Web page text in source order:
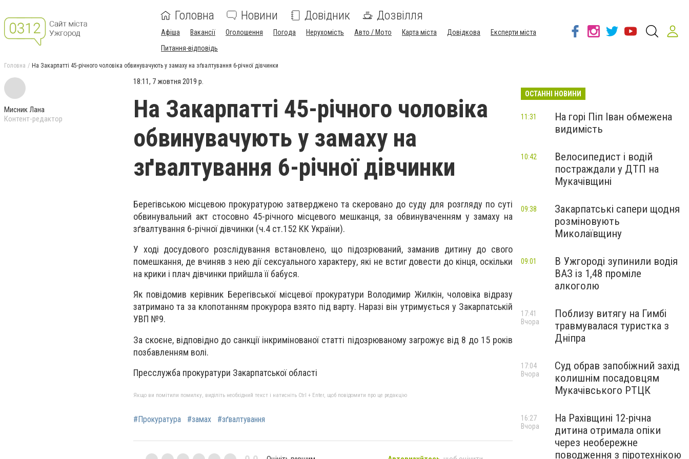
Головна Новини Довідник Дозвілля
Афіша Вакансії Оголошення Погода Нерухомість Авто / Мото Карта міста Довідкова
Експерти міста
Питання-відповідь
Головна На Закарпатті 45-річного чоловіка обвинувачують у замаху на зґвалтування 6-річної дівчинки
Мисник Лана
Контент-редактор
18:11, 7 жовтня 2019 р.
На Закарпатті 45-річного чоловіка
обвинувачують у замаху на
зґвалтування 6-річної дівчинки
Берегівською місцевою прокуратурою затверджено та скеровано до суду для розгляду по суті
обвинувальний акт стосовно 45-річного місцевого мешканця, за обвинуваченням у замаху на
зґвалтування 6-річної дівчинки (ч.4 ст.152 КК України).
У ході досудового розслідування встановлено, що підозрюваний, заманив дитину до свого
помешкання, де вчиняв з нею дії сексуального характеру, які не встиг довести до кінця, оскільки
на крики і плач дівчинки прийшла її бабуся.
Як повідомив керівник Берегівської місцевої прокуратури Володимир Жилкін, чоловіка відразу
затримано та за клопотанням прокурора взято під варту. Наразі він утримується у Закарпатській
УВП №9.
За скоєне, відповідно до санкції інкримінованої статті підозрюваному загрожує від 8 до 15 років
позбавленням волі.
Пресслужба прокуратури Закарпатської області
Якщо ви помітили помилку, виділіть необхідний текст і натисніть Ctrl + Enter, щоб повідомити про це редакцію
#Прокуратура #замах #зґвалтування
ОСТАННІ НОВИНИ
На горі Піп Іван обмежена
видимість
11:31
Велосипедист і водій
постраждали у ДТП на
Мукачівщині
10:42
Закарпатські сапери щодня
розміновують
Миколаївщину
09:38
В Ужгороді зупинили водія
ВАЗ із 1,48 проміле
алкоголю
09:01
Поблизу витягу на Гимбі
травмувалася туристка з
Дніпра
17:41
Вчора
Суд обрав запобіжний захід
колишнім посадовцям
Мукачівського РТЦК
17:04
Вчора
На Рахівщині 12-річна
дитина отримала опіки
через необережне
поводження з піротехнікою
16:27
Вчора